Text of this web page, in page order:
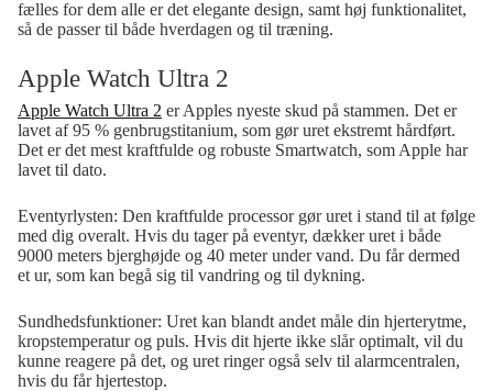
fælles for dem alle er det elegante design, samt høj funktionalitet,
så de passer til både hverdagen og til træning.
Apple Watch Ultra 2
Apple Watch Ultra 2 er Apples nyeste skud på stammen. Det er
lavet af 95 % genbrugstitanium, som gør uret ekstremt hårdført.
Det er det mest kraftfulde og robuste Smartwatch, som Apple har
lavet til dato.
Eventyrlysten: Den kraftfulde processor gør uret i stand til at følge
med dig overalt. Hvis du tager på eventyr, dækker uret i både
9000 meters bjerghøjde og 40 meter under vand. Du får dermed
et ur, som kan begå sig til vandring og til dykning.
Sundhedsfunktioner: Uret kan blandt andet måle din hjerterytme,
kropstemperatur og puls. Hvis dit hjerte ikke slår optimalt, vil du
kunne reagere på det, og uret ringer også selv til alarmcentralen,
hvis du får hjertestop.